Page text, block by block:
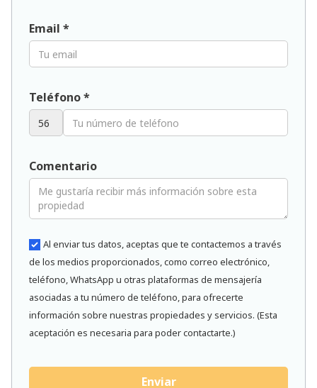
Email *
Teléfono *
Comentario
Al enviar tus datos, aceptas que te contactemos a través
de los medios proporcionados, como correo electrónico,
teléfono, WhatsApp u otras plataformas de mensajería
asociadas a tu número de teléfono, para ofrecerte
información sobre nuestras propiedades y servicios. (Esta
aceptación es necesaria para poder contactarte.)